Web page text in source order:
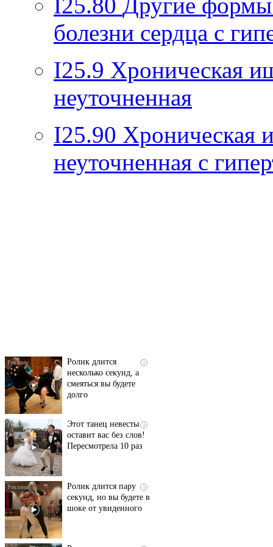
болезни сердца с
I25.9 Хроническая
неуточненная
I25.90 Хроническая
неуточненная с
i
Ролик длится
несколько секунд, а
смеяться вы будете
долго
i
Этот танец невесты
оставит вас без слов!
Пересмотрела 10 раз
i
Ролик длится пару
секунд, но вы будете в
шоке от увиденного